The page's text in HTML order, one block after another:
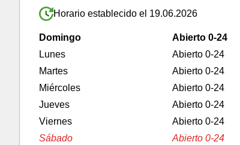
Horario establecido el 19.06.2026
Domingo
Abierto 0-24
Lunes
Abierto 0-24
Martes
Abierto 0-24
Miércoles
Abierto 0-24
Jueves
Abierto 0-24
Viernes
Abierto 0-24
Sábado
Abierto 0-24